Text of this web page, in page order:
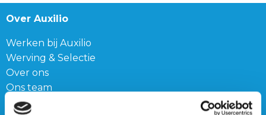
Over Auxilio
Werken bij Auxilio
Werving & Selectie
Over ons
Ons team
Blog